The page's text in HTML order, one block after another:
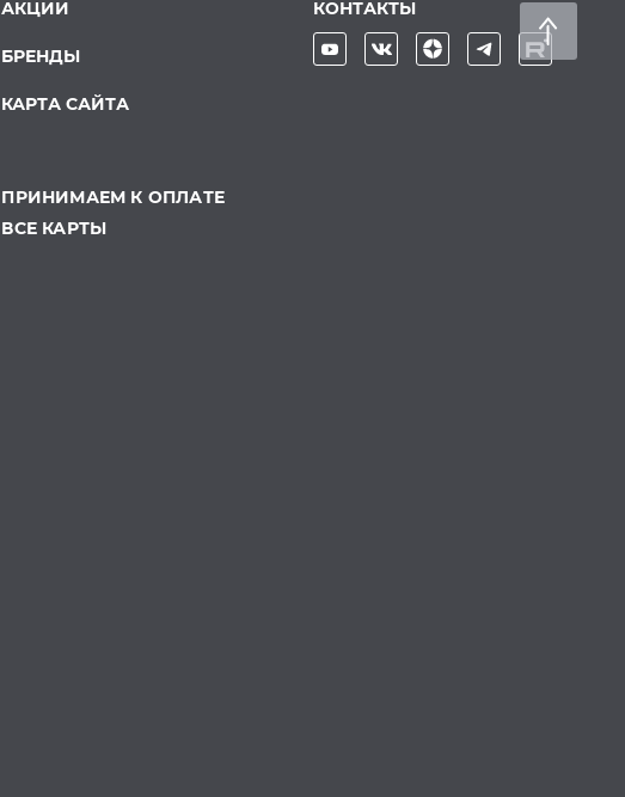
АКЦИИ
БРЕНДЫ
КАРТА САЙТА
ПРИНИМАЕМ К ОПЛАТЕ
ВСЕ КАРТЫ
КОНТАКТЫ